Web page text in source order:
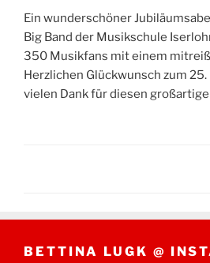
Ein wunderschöner
Big Band der Musikschule
350 Musikfans mit einem
Herzlichen Glückwunsch zum
vielen Dank für diesen
BETTINA LUGK @